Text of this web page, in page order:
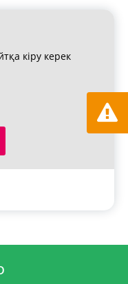
кіру керек